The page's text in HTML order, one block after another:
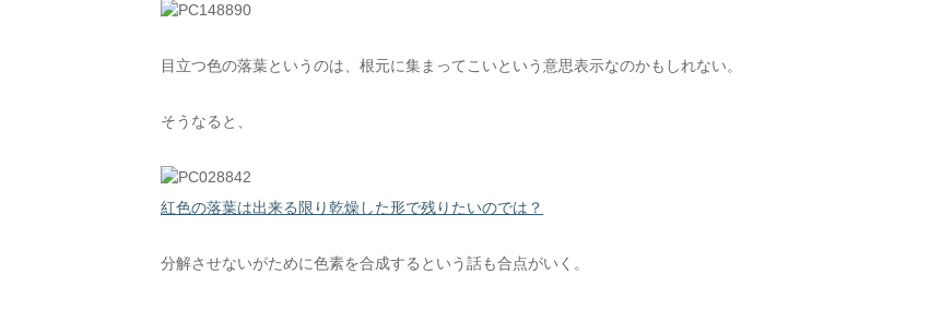
目立つ色の落葉というのは、根元に集まってこいという意思表示なのかもしれない。
そうなると、
紅色の落葉は出来る限り乾燥した形で残りたいのでは？
分解させないがために色素を合成するという話も合点がいく。